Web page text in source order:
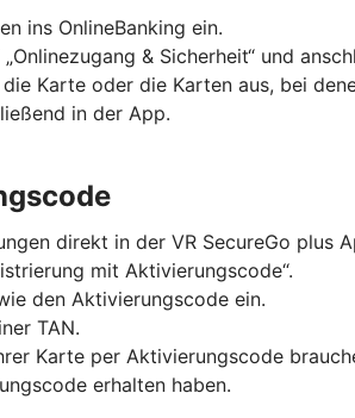
ins OnlineBanking ein.
& Sicherheit“ und
Karte oder die Karten aus, bei
in der App.
direkt in der VR SecureGo
mit Aktivierungscode“.
den Aktivierungscode ein.
TAN.
Karte per Aktivierungscode
erhalten haben.